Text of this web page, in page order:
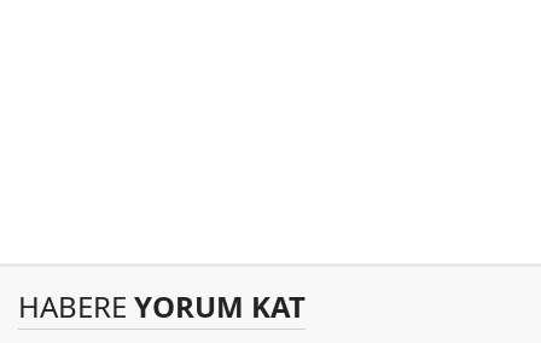
HABERE YORUM KAT